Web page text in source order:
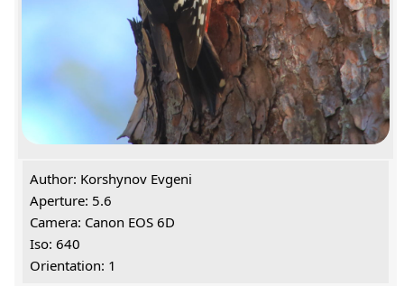
Author: Korshynov Evgeni
Aperture: 5.6
Camera: Canon EOS 6D
Iso: 640
Orientation: 1